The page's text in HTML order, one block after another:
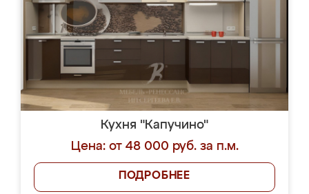
Кухня "Капучино"
Цена: от 48 000 руб. за п.м.
ПОДРОБНЕЕ